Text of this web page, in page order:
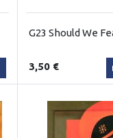
G23 Should We
3,50 €